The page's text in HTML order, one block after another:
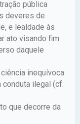
pública
deveres de
e lealdade às
ato visando fim
daquele
inequívoca
ilegal (cf.
que decorre da